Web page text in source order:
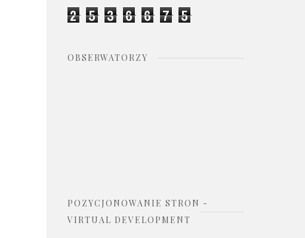
2 5 3 6 6 7 5
OBSERWATORZY
POZYCJONOWANIE STRON -
VIRTUAL DEVELOPMENT